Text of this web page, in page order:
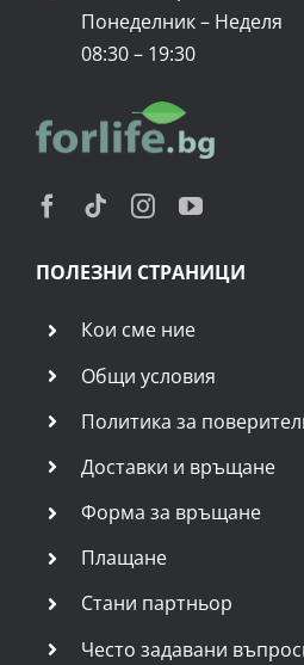
Понеделник – Неделя
08:30 – 19:30
ПОЛЕЗНИ СТРАНИЦИ
Кои сме ние
Общи условия
Политика за
Доставки и връщане
Форма за връщане
Плащане
Стани партньор
Често задавани